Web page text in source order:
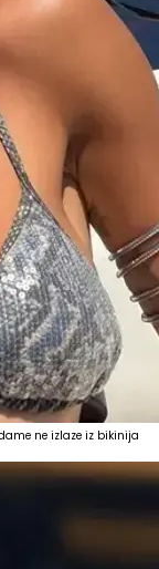
ne izlaze iz bikinija